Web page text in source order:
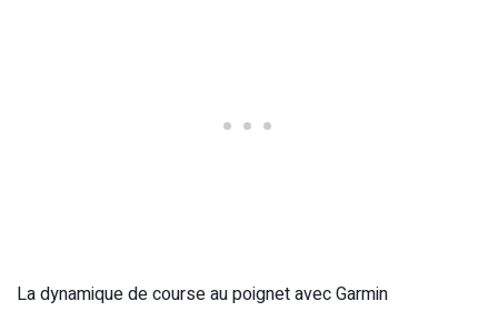
La dynamique de course au poignet avec Garmin